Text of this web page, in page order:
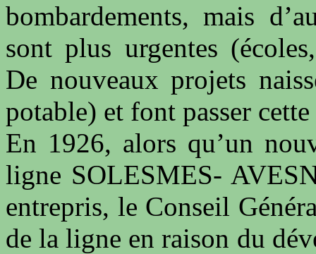
bombardements, mais
sont plus urgentes
De nouveaux projets
potable) et font passer
En 1926, alors qu’un
ligne SOLESMES-
entrepris, le Conseil
de la ligne en raison du